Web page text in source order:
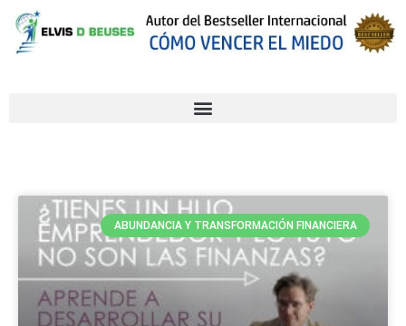
ABUNDANCIA Y TRANSFORMACIÓN FINANCIERA